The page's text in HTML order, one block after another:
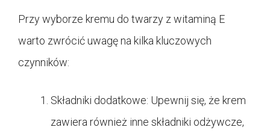
Przy wyborze kremu do twarzy z witaminą E
warto zwrócić uwagę na kilka kluczowych
czynników:
Składniki dodatkowe: Upewnij się, że krem
zawiera również inne składniki odżywcze,